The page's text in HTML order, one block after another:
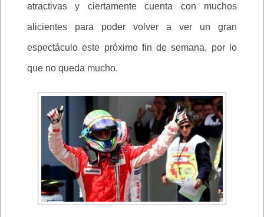
atractivas y ciertamente cuenta con muchos
alicientes para poder volver a ver un gran
espectáculo este próximo fin de semana, por lo
que no queda mucho.